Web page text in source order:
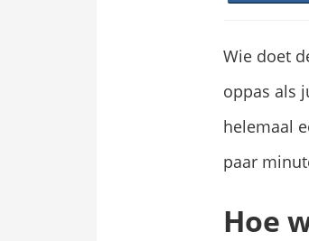
Wie doet
oppas als
helemaal
paar
Hoe